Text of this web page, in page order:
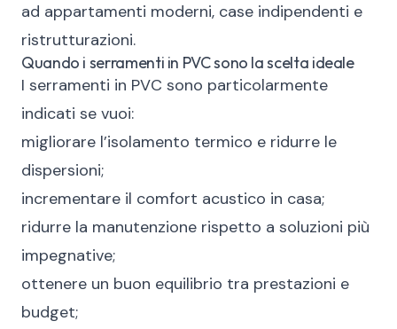
ad appartamenti moderni, case indipendenti e
ristrutturazioni.
Quando i serramenti in PVC sono la scelta ideale
I serramenti in PVC sono particolarmente
indicati se vuoi:
migliorare l’isolamento termico e ridurre le
dispersioni;
incrementare il comfort acustico in casa;
ridurre la manutenzione rispetto a soluzioni più
impegnative;
ottenere un buon equilibrio tra prestazioni e
budget;